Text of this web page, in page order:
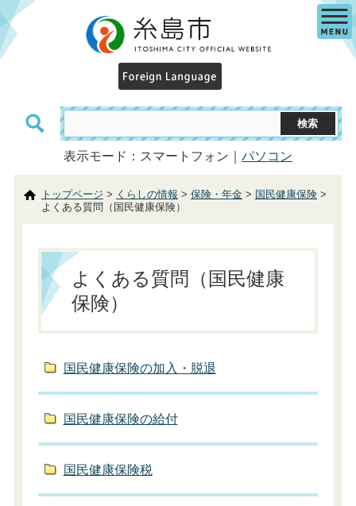
表示モード：スマートフォン｜ パソコン
トップページ > くらしの情報 > 保険・年金> 国民健康保険>
よくある質問（国民健康保険）
よくある質問（国民健康
保険）
国民健康保険の加入・脱退
国民健康保険の給付
国民健康保険税